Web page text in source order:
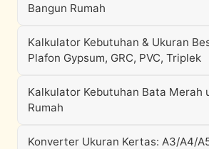
Bangun Rumah
Kalkulator Kebutuhan & Ukuran
Plafon Gypsum, GRC, PVC, Triplek
Kalkulator Kebutuhan Bata Merah
Rumah
Konverter Ukuran Kertas: A3/A4/